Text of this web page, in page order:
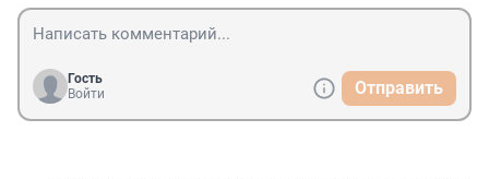
Гость
Войти
Отправить